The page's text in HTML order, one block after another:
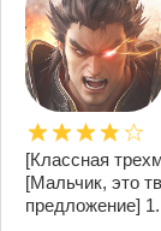
[Классная
[Мальчик, это
предложение]